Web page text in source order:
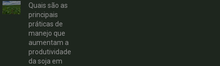
Quais são as
principais
práticas de
manejo que
aumentam a
produtividade
da soja em